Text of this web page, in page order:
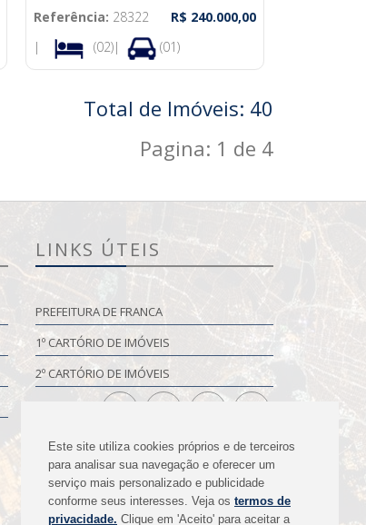
Referência: 28322
R$ 240.000,00
|
(02)| (01)
Total de Imóveis: 40
Pagina: 1 de 4
LINKS ÚTEIS
PREFEITURA DE FRANCA
1º CARTÓRIO DE IMÓVEIS
2º CARTÓRIO DE IMÓVEIS
Este site utiliza cookies próprios e de terceiros
para analisar sua navegação e oferecer um
serviço mais personalizado e publicidade
conforme seus interesses. Veja os termos de
privacidade. Clique em 'Aceito' para aceitar a